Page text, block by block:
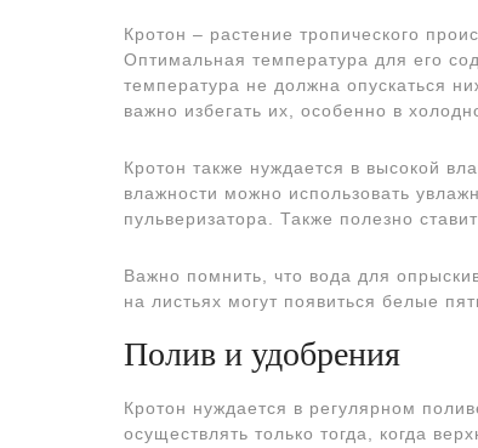
Кротон – растение тропического
Оптимальная температура для его
температура не должна опускаться
важно избегать их, особенно в
Кротон также нуждается в высокой
влажности можно использовать
пульверизатора. Также полезно
Важно помнить, что вода для
на листьях могут появиться белые
Полив и удобрения
Кротон нуждается в регулярном
осуществлять только тогда, когда